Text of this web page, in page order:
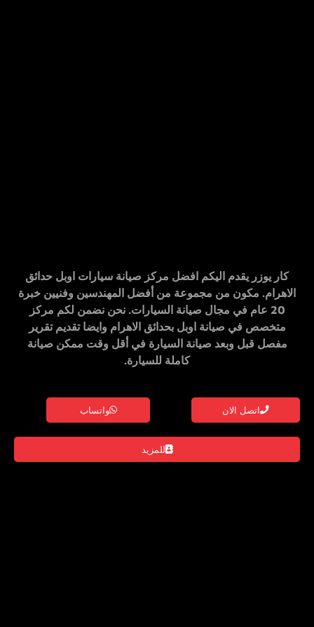
كار يوزر يقدم اليكم افضل مركز صيانة سيارات اوبل حدائق
الاهرام. مكون من مجموعة من أفضل المهندسين وفنيين خبرة
20 عام في مجال صيانة السيارات. نحن نضمن لكم
مركز
متخصص في صيانة اوبلبحدائق الاهرام وايضا تقديم تقرير
مفصل قبل وبعد صيانة السيارة في أقل وقت ممكن صيانة
كاملة للسيارة.
اتصل الان واتساب
للمزيد